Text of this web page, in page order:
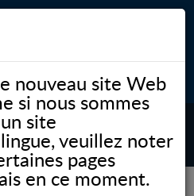
nouveau site Web
si nous sommes
site
veuillez noter
pages
en ce moment.
Accessibilité A- A+ English
MENU
de l’EMNO
Bureaux administratifs
à l’EMNO